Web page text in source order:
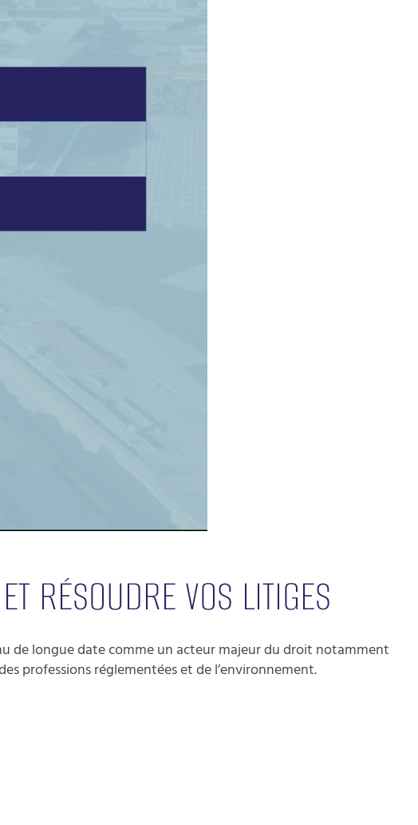
RÉSOUDRE VOS LITIGES
de longue date comme un acteur majeur du droit notamment
professions réglementées et de l’environnement.